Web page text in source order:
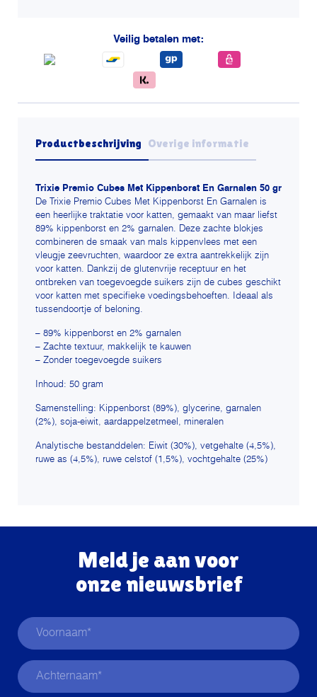
aantal
Veilig betalen met:
Productbeschrijving Overige informatie
Trixie Premio Cubes Met Kippenborst En Garnalen 50 gr
De Trixie Premio Cubes Met Kippenborst En Garnalen is
een heerlijke traktatie voor katten, gemaakt van maar liefst
89% kippenborst en 2% garnalen. Deze zachte blokjes
combineren de smaak van mals kippenvlees met een
vleugje zeevruchten, waardoor ze extra aantrekkelijk zijn
voor katten. Dankzij de glutenvrije receptuur en het
ontbreken van toegevoegde suikers zijn de cubes geschikt
voor katten met specifieke voedingsbehoeften. Ideaal als
tussendoortje of beloning.
– 89% kippenborst en 2% garnalen
– Zachte textuur, makkelijk te kauwen
– Zonder toegevoegde suikers
Inhoud: 50 gram
Samenstelling: Kippenborst (89%), glycerine, garnalen
(2%), soja-eiwit, aardappelzetmeel, mineralen
Analytische bestanddelen: Eiwit (30%), vetgehalte (4,5%),
ruwe as (4,5%), ruwe celstof (1,5%), vochtgehalte (25%)
Meld je aan voor
onze nieuwsbrief